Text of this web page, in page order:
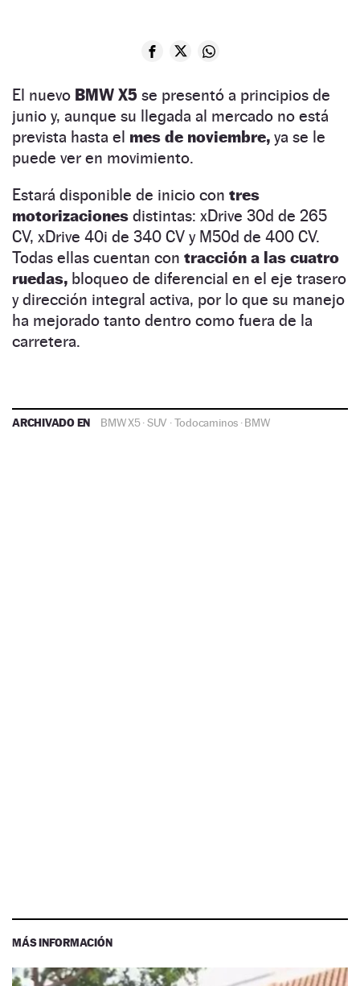
El nuevo BMW X5 se presentó a principios de
junio y, aunque su llegada al mercado no está
prevista hasta el mes de noviembre, ya se le
puede ver en movimiento.
Estará disponible de inicio con tres
motorizaciones distintas: xDrive 30d de 265
CV, xDrive 40i de 340 CV y M50d de 400 CV.
Todas ellas cuentan con tracción a las cuatro
ruedas, bloqueo de diferencial en el eje trasero
y dirección integral activa, por lo que su manejo
ha mejorado tanto dentro como fuera de la
carretera.
ARCHIVADO EN BMW X5·SUV ·Todocaminos ·BMW
MÁS INFORMACIÓN